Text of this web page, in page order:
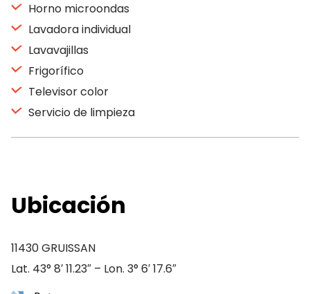
Horno microondas
Lavadora individual
Lavavajillas
Frigorífico
Televisor color
Servicio de limpieza
Ubicación
11430 GRUISSAN
Lat. 43° 8′ 11.23″ – Lon. 3° 6′ 17.6″